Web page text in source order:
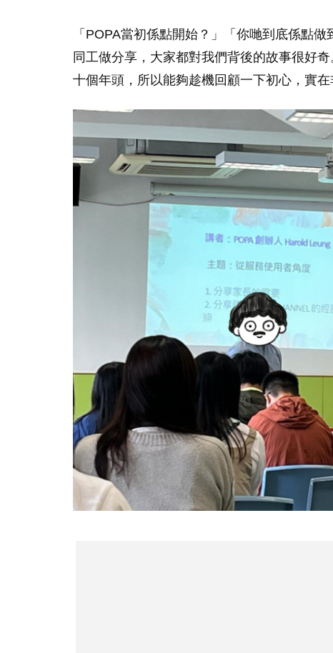
「POPA當初係點開始？」「你哋到底係點
同工做分享，大家都對我們背後的故事很好
十個年頭，所以能夠趁機回顧一下初心，實在